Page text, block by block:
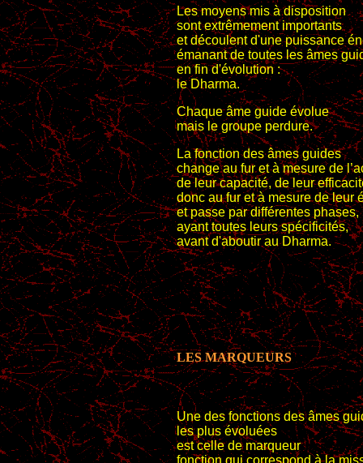
Les moyens mis à disposition
sont extrêmement importants
et découlent d'une puissance
émanant de toutes les âmes
en fin d'évolution :
le Dharma.
Chaque âme guide évolue
mais le groupe perdure.
La fonction des âmes guides
change au fur et à mesure de
de leur capacité, de leur
donc au fur et à mesure de leur
et passe par différentes phases,
ayant toutes leurs spécificités,
avant d'aboutir au Dharma.
LES MARQUEURS
Une des fonctions des âmes
les plus évoluées
est celle de marqueur
fonction qui correspond à la